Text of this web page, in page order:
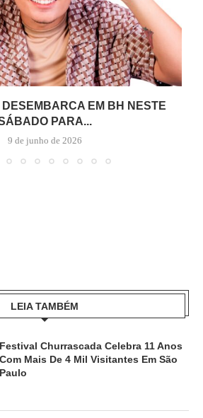
EM BH NESTE
PARA...
9 de junho de 2026
LEIA TAMBÉM
Festival Churrascada Celebra 11 Anos
Com Mais De 4 Mil Visitantes Em São
Paulo